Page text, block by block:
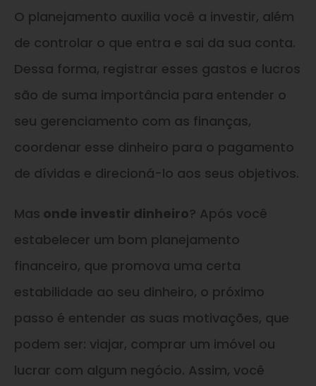
O planejamento auxilia você a investir, além
de controlar o que entra e sai da sua conta.
Dessa forma, registrar esses gastos e lucros
são de suma importância para entender o
seu gerenciamento com as finanças,
coordenar esse dinheiro para o pagamento
de dívidas e direcioná-lo aos seus objetivos.
Mas onde investir dinheiro? Após você
estabelecer um bom planejamento
financeiro, que promova uma certa
estabilidade ao seu dinheiro, o próximo
passo é entender as suas motivações, que
podem ser: viajar, comprar um imóvel ou
lucrar com algum negócio. Assim, você